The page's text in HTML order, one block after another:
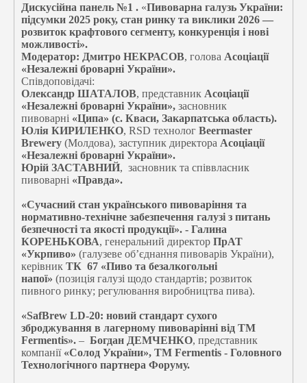
Дискусійна панель №1 . «Пивоварна галузь України:
підсумки 2025 року, стан ринку та виклики 2026 —
розвиток крафтового сегменту, конкуренція і нові
можливості».
Модератор: Дмитро НЕКРАСОВ, голова Асоціації
«Незалежні броварні України».
Співдоповідачі:
Олександр ШАТАЛОВ, представник Асоціації
«Незалежні броварні України», засновник
пивоварні «Ципа» (с. Кваси, Закарпатська область).
Юлія КИРИЛЕНКО, RSD технолог Beermaster
Brewery (Молдова), заступник директора Асоціації
«Незалежні броварні України».
Юрій ЗАСТАВНИЙ, засновник та співвласник
пивоварні «Правда».
«Сучасний стан українського пивоваріння та
нормативно-технічне забезпечення галузі з питань
безпечності та якості продукції». - Галина
КОРЕНЬКОВА, генеральний директор ПрАТ
«Укрпиво» (галузеве об’єднання пивоварів України),
керівник ТК 67 «Пиво та безалкогольні
напої» (позиція галузі щодо стандартів; розвиток
пивного ринку; регулювання виробництва пива).
«SafBrew LD-20: новий стандарт сухого
зброджування в лагерному пивоварінні від ТМ
Fermentis». – Богдан ДЕМЧЕНКО, представник
компанії «Солод України», ТМ Fermentis - Головного
Технологічного партнера Форуму.